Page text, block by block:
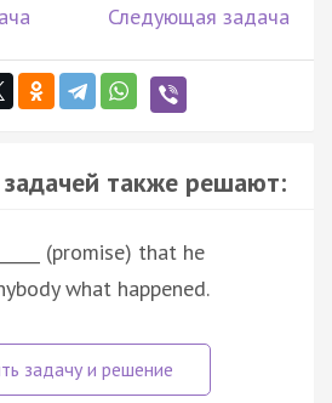
Следующая задача
также решают:
(promise) that he
what happened.